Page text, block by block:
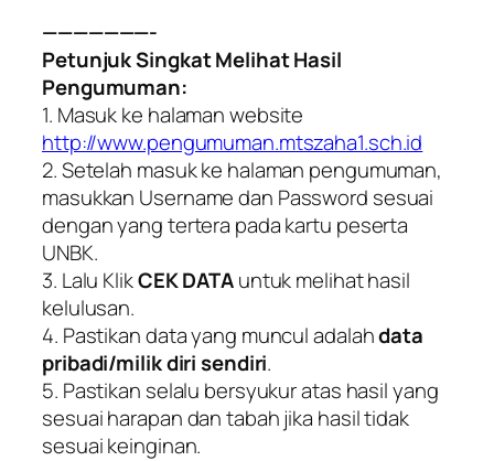
———————-
Petunjuk Singkat Melihat Hasil
Pengumuman:
1. Masuk ke halaman website
http://www.pengumuman.mtszaha1.sch.id
2. Setelah masuk ke halaman pengumuman,
masukkan Username dan Password sesuai
dengan yang tertera pada kartu peserta
UNBK.
3. Lalu KlikCEK DATAuntuk melihat hasil
kelulusan.
4. Pastikan data yang muncul adalahdata
pribadi/milik diri sendiri.
5. Pastikan selalu bersyukur atas hasil yang
sesuai harapan dan tabah jika hasil tidak
sesuai keinginan.